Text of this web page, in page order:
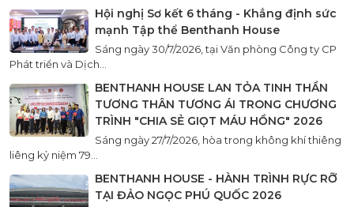
Hội nghị Sơ kết 6 tháng - Khẳng định sức
mạnh Tập thể Benthanh House
Sáng ngày 30/7/2026, tại Văn phòng Công ty CP
Phát triển và Dịch...
BENTHANH HOUSE LAN TỎA TINH THẦN
TƯƠNG THÂN TƯƠNG ÁI TRONG CHƯƠNG
TRÌNH "CHIA SẺ GIỌT MÁU HỒNG" 2026
Sáng ngày 27/7/2026, hòa trong không khí thiêng
liêng kỷ niệm 79...
BENTHANH HOUSE - HÀNH TRÌNH RỰC RỠ
TẠI ĐẢO NGỌC PHÚ QUỐC 2026